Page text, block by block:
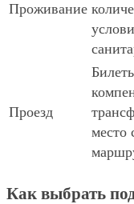
Проживание
Проезд
место
Как выбрать